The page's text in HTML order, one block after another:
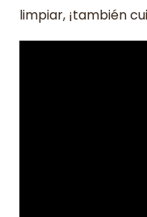
limpiar, ¡también